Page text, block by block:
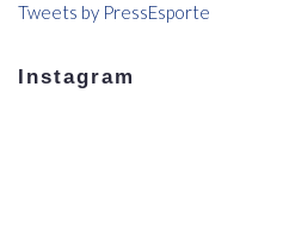
Tweets by PressEsporte
Instagram